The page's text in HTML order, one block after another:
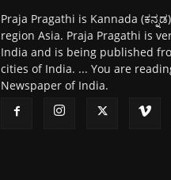
Praja Pragathi is Kannada
region Asia. Praja Pragathi is
India and is being published
cities of India. ... You are
Newspaper of India.